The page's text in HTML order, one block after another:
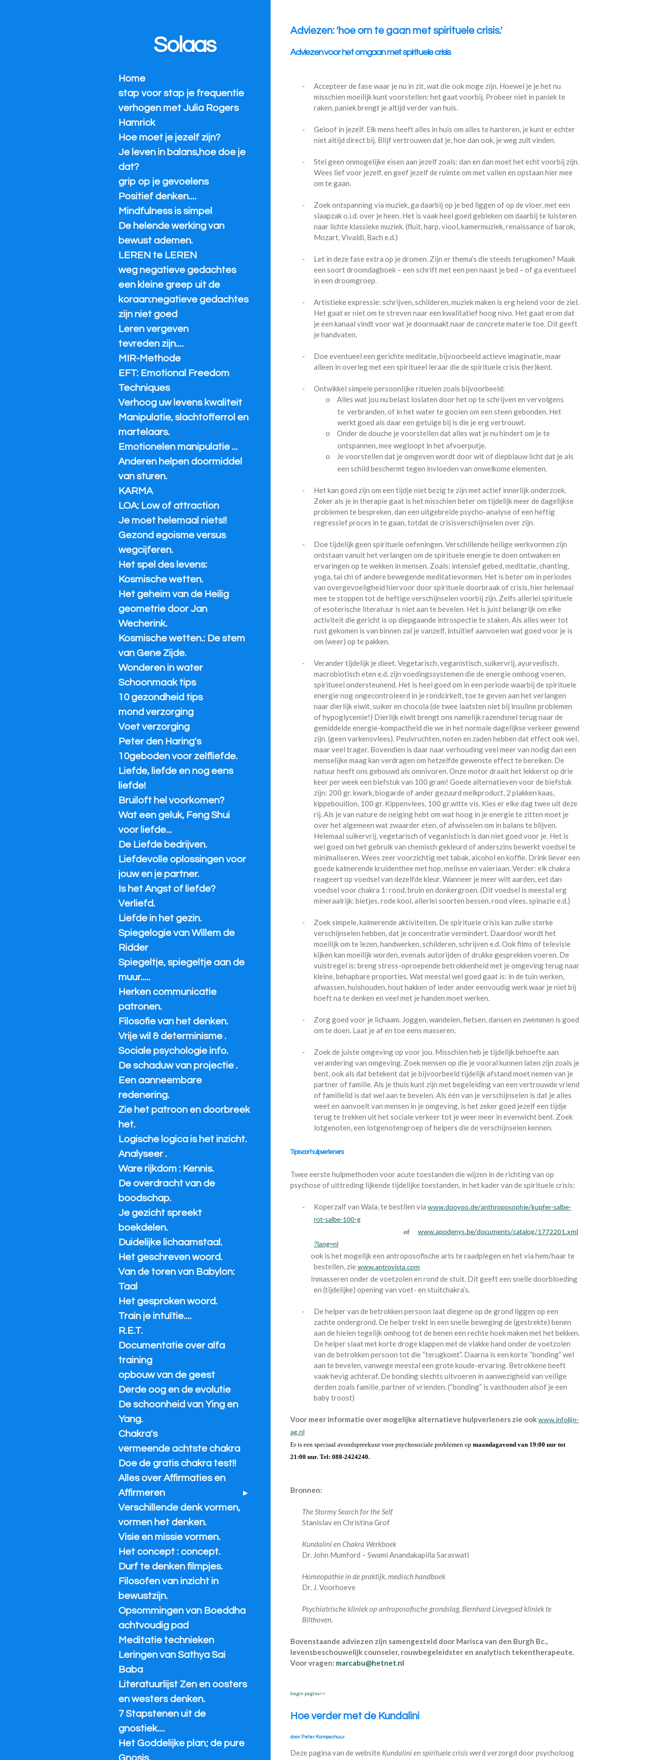
Adviezen: 'hoe om te gaan met spirituele crisis.'
Adviezen voor het omgaan met spirituele crisis
-
Accepteer de fase waar je nu in zit, wat die ook moge zijn. Hoewel je je het nu
misschien moeilijk kunt voorstellen: het gaat voorbij. Probeer niet in paniek te
raken, paniek brengt je altijd verder van huis.
-
Geloof in jezelf. Elk mens heeft alles in huis om alles te hanteren, je kunt er echter
niet altijd direct bij. Blijf vertrouwen dat je, hoe dan ook, je weg zult vinden.
-
Stel geen onmogelijke eisen aan jezelf zoals: dan en dan moet het echt voorbij zijn.
Wees lief voor jezelf, en geef jezelf de ruimte om met vallen en opstaan hier mee
om te gaan.
-
Zoek ontspanning via muziek, ga daarbij op je bed liggen of op de vloer, met een
slaapzak o.i.d. over je heen. Het is vaak heel goed gebleken om daarbij te luisteren
naar lichte klassieke muziek. (fluit, harp, viool, kamermuziek, renaissance of barok,
Mozart, Vivaldi, Bach e.d.)
-
Let in deze fase extra op je dromen. Zijn er thema’s die steeds terugkomen? Maak
een soort droomdagboek – een schrift met een pen naast je bed – of ga eventueel
in een droomgroep.
-
Artistieke expressie: schrijven, schilderen, muziek maken is erg helend voor de ziel.
Het gaat er niet om te streven naar een kwalitatief hoog nivo. Het gaat erom dat
je een kanaal vindt voor wat je doormaakt naar de concrete materie toe. Dit geeft
je handvaten.
-
Doe eventueel een gerichte meditatie, bijvoorbeeld actieve imaginatie, maar
alleen in overleg met een spiritueel leraar die de spirituele crisis (her)kent.
- Ontwikkel simpele persoonlijke rituelen zoals bijvoorbeeld:
o
Alles wat jou nu belast loslaten door het op te schrijven en vervolgens
te verbranden, of in het water te gooien om een steen gebonden. Het
werkt goed als daar een getuige bij is die je erg vertrouwt.
o
Onder de douche je voorstellen dat alles wat je nu hindert om je te
ontspannen, mee wegloopt in het afvoerputje.
o
Je voorstellen dat je omgeven wordt door wit of diepblauw licht dat je als
een schild beschermt tegen invloeden van onwelkome elementen.
-
Het kan goed zijn om een tijdje niet bezig te zijn met actief innerlijk onderzoek.
Zeker als je in therapie gaat is het misschien beter om tijdelijk meer de dagelijkse
problemen te bespreken, dan een uitgebreide psycho-analyse of een heftig
regressief proces in te gaan, totdat de crisisverschijnselen over zijn.
-
Doe tijdelijk geen spirituele oefeningen. Verschillende heilige werkvormen zijn
ontstaan vanuit het verlangen om de spirituele energie te doen ontwaken en
ervaringen op te wekken in mensen. Zoals: intensief gebed, meditatie, chanting,
yoga, tai chi of andere bewegende meditatievormen. Het is beter om in periodes
van overgevoeligheid hiervoor door spirituele doorbraak of crisis, hier helemaal
mee te stoppen tot de heftige verschijnselen voorbij zijn. Zelfs allerlei spirituele
of esoterische literatuur is niet aan te bevelen. Het is juist belangrijk om elke
activiteit die gericht is op diepgaande introspectie te staken. Als alles weer tot
rust gekomen is van binnen zal je vanzelf, intuïtief aanvoelen wat goed voor je is
om (weer) op te pakken.
-
Verander tijdelijk je dieet. Vegetarisch, veganistisch, suikervrij, ayurvedisch,
macrobiotisch eten e.d. zijn voedingssystemen die de energie omhoog voeren,
spiritueel ondersteunend. Het is heel goed om in een periode waarbij de spirituele
energie nog ongecontroleerd in je rondcirkelt, toe te geven aan het verlangen
naar dierlijk eiwit, suiker en chocola (de twee laatsten niet bij insuline problemen
of hypoglycemie!) Dierlijk eiwit brengt ons namelijk razendsnel terug naar de
gemiddelde energie-kompactheid die we in het normale dagelijkse verkeer gewend
zijn. (geen varkensvlees). Peulvruchten, noten en zaden hebben dat effect ook wel,
maar veel trager. Bovendien is daar naar verhouding veel meer van nodig dan een
menselijke maag kan verdragen om hetzelfde gewenste effect te bereiken. De
natuur heeft ons gebouwd als omnivoren. Onze motor draait het lekkerst op drie
keer per week een biefstuk van 100 gram! Goede alternatieven voor de biefstuk
zijn: 200 gr. kwark, biogarde of ander gezuurd melkproduct, 2 plakken kaas,
kippebouillon, 100 gr. Kippenvlees, 100 gr.witte vis. Kies er elke dag twee uit deze
rij. Als je van nature de neiging hebt om wat hoog in je energie te zitten moet je
over het algemeen wat zwaarder eten, of afwisselen om in balans te blijven.
Helemaal suikervrij, vegetarisch of veganistisch is dan niet goed voor je. Het is
wel goed om het gebruik van chemisch gekleurd of anderszins bewerkt voedsel te
minimaliseren. Wees zeer voorzichtig met tabak, alcohol en koffie. Drink liever een
goede kalmerende kruidenthee met hop, melisse en valeriaan. Verder: elk chakra
reageert op voedsel van dezelfde kleur. Wanneer je meer wilt aarden, eet dan
voedsel voor chakra 1: rood, bruin en donkergroen. (Dit voedsel is meestal erg
mineraalrijk: bietjes, rode kool, allerlei soorten bessen, rood vlees, spinazie e.d.)
-
Zoek simpele, kalmerende aktiviteiten. De spirituele crisis kan zulke sterke
verschijnselen hebben, dat je concentratie vermindert. Daardoor wordt het
moeilijk om te lezen, handwerken, schilderen, schrijven e.d. Ook films of televisie
kijken kan moeilijk worden, evenals autorijden of drukke gesprekken voeren. De
vuistregel is: breng stress-oproepende betrokkenheid met je omgeving terug naar
kleine, behapbare proporties. Wat meestal wel goed gaat is: in de tuin werken,
afwassen, huishouden, hout hakken of ieder ander eenvoudig werk waar je niet bij
hoeft na te denken en veel met je handen moet werken.
-
Zorg goed voor je lichaam. Joggen, wandelen, fietsen, dansen en zwemmen is goed
om te doen. Laat je af en toe eens masseren.
-
Zoek de juiste omgeving op voor jou. Misschien heb je tijdelijk behoefte aan
verandering van omgeving. Zoek mensen op die je vooral kunnen laten zijn zoals je
bent, ook als dat betekent dat je bijvoorbeeld tijdelijk afstand moet nemen van je
partner of familie. Als je thuis kunt zijn met begeleiding van een vertrouwde vriend
of familielid is dat wel aan te bevelen. Als één van je verschijnselen is dat je alles
weet en aanvoelt van mensen in je omgeving, is het zeker goed jezelf een tijdje
terug te trekken uit het sociale verkeer tot je weer meer in evenwicht bent. Zoek
lotgenoten, een lotgenotengroep of helpers die de verschijnselen kennen.
Tips voor hulpverleners
Twee eerste hulpmethoden voor acute toestanden die wijzen in de richting van op
psychose of uittreding lijkende tijdelijke toestanden, in het kader van de spirituele crisis:
- Koperzalf van Wala, te bestllen viawww.dooyoo.de/anthroposophie/kupfer-salbe-
rot-salbe-100-g
of
www.apodenys.be/documents/catalog/1772201.xml
?lang=nl
ook is het mogelijk een antroposofische arts te raadplegen en het via hem/haar te
bestellen, ziewww.antrovista.com
Inmasseren onder de voetzolen en rond de stuit. Dit geeft een snelle doorbloeding
en (tijdelijke) opening van voet- en stuitchakra’s.
-
De helper van de betrokken persoon laat diegene op de grond liggen op een
zachte ondergrond. De helper trekt in een snelle beweging de (gestrekte) benen
aan de hielen tegelijk omhoog tot de benen een rechte hoek maken met het bekken.
De helper slaat met korte droge klappen met de vlakke hand onder de voetzolen
van de betrokken persoon tot die “terugkomt”. Daarna is een korte “bonding” wel
aan te bevelen, vanwege meestal een grote koude-ervaring. Betrokkene beeft
vaak hevig achteraf. De bonding slechts uitvoeren in aanwezigheid van veilige
derden zoals familie, partner of vrienden. (“bonding” is vasthouden alsof je een
baby troost)
Voor meer informatie over mogelijke alternatieve hulpverleners zie ook www.infolijn-
ag.nl
Er is een speciaal avondspreekuur voor psychosociale problemen opmaandagavond van 19:00 uur tot
21:00 uur. Tel: 088-2424240.
Bronnen:
The Stormy Search for the Self
Stanislav en Christina Grof
Kundalini en Chakra Werkboek
Dr. John Mumford – Swami Anandakapilla Saraswati
Homeopathie in de praktijk, medisch handboek
Dr. J. Voorhoeve
Psychiatrische kliniek op antroposofische grondslag, Bernhard Lievegoed kliniek te
Bilthoven.
Bovenstaande adviezen zijn samengesteld door Marisca van den Burgh Bc.,
levensbeschouwelijk counseler, rouwbegeleidster en analytisch tekentherapeute.
Voor vragen: marcabu@hetnet.nl
begin pagina>>
Hoe verder met de Kundalini
door Peter Kampschuur
Deze pagina van de website Kundalini en spirituele crisiswerd verzorgd door psycholoog
Solaas
Home
stap voor stap je frequentie
verhogen met Julia Rogers
Hamrick
Hoe moet je jezelf zijn?
Je leven in balans,hoe doe je
dat?
grip op je gevoelens
Positief denken....
Mindfulness is simpel
De helende werking van
bewust ademen.
LEREN te LEREN
weg negatieve gedachtes
een kleine greep uit de
koraan:negatieve gedachtes
zijn niet goed
Leren vergeven
tevreden zijn....
MIR-Methode
EFT: Emotional Freedom
Techniques
Verhoog uw levens kwaliteit
Manipulatie, slachtofferrol en
martelaars.
Emotionelen manipulatie ...
Anderen helpen doormiddel
van sturen.
KARMA
LOA: Low of attraction
Je moet helemaal niets!!
Gezond egoisme versus
wegcijferen.
Het spel des levens:
Kosmische wetten.
Het geheim van de Heilig
geometrie door Jan
Wecherink.
Kosmische wetten.: De stem
van Gene Zijde.
Wonderen in water
Schoonmaak tips
10 gezondheid tips
mond verzorging
Voet verzorging
Peter den Haring's
10geboden voor zelfliefde.
Liefde, liefde en nog eens
liefde!
Bruiloft hel voorkomen?
Wat een geluk, Feng Shui
voor liefde...
De Liefde bedrijven.
Liefdevolle oplossingen voor
jouw en je partner.
Is het Angst of liefde?
Verliefd.
Liefde in het gezin.
Spiegelogie van Willem de
Ridder
Spiegeltje, spiegeltje aan de
muur.....
Herken communicatie
patronen.
Filosofie van het denken.
Vrije wil & determinisme .
Sociale psychologie info.
De schaduw van projectie .
Een aanneembare
redenering.
Zie het patroon en doorbreek
het.
Logische logica is het inzicht.
Analyseer .
Ware rijkdom : Kennis.
De overdracht van de
boodschap.
Je gezicht spreekt
boekdelen.
Duidelijke lichaamstaal.
Het geschreven woord.
Van de toren van Babylon:
Taal
Het gesproken woord.
Train je intuïtie....
R.E.T.
Documentatie over alfa
training
opbouw van de geest
Derde oog en de evolutie
De schoonheid van Ying en
Yang.
Chakra's
vermeende achtste chakra
Doe de gratis chakra test!!
Alles over Affirmaties en
Affirmeren
Verschillende denk vormen,
vormen het denken.
Visie en missie vormen.
Het concept : concept.
Durf te denken filmpjes.
Filosofen van inzicht in
bewustzijn.
Opsommingen van Boeddha
achtvoudig pad
Meditatie technieken
Leringen van Sathya Sai
Baba
Literatuurlijst Zen en oosters
en westers denken.
7 Stapstenen uit de
gnostiek....
Het Goddelijke plan; de pure
Gnosis.